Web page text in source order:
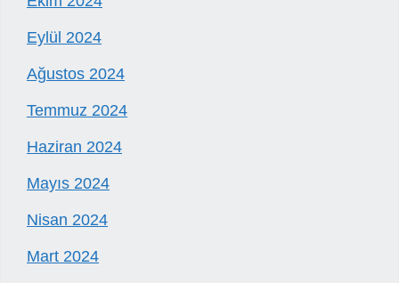
Eylül 2024
Ağustos 2024
Temmuz 2024
Haziran 2024
Mayıs 2024
Nisan 2024
Mart 2024